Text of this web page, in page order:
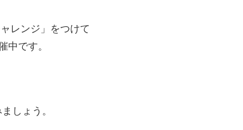
レンジ」をつけて
です。
しょう。